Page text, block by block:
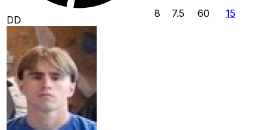
DD
8 7.5 60 15